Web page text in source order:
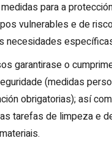
para a
vulnerables e de
necesidades
garantirase o
(medidas
obrigatorias); así
tarefas de limpeza e